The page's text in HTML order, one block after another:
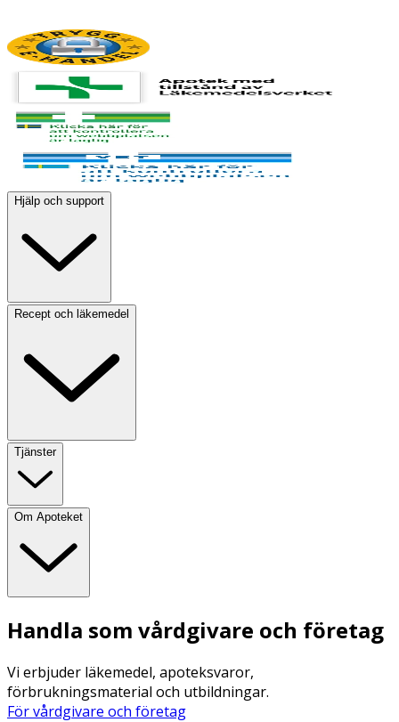
Hjälp och support
Recept och läkemedel
Tjänster
Om Apoteket
Handla som vårdgivare och företag
Vi erbjuder läkemedel, apoteksvaror,
förbrukningsmaterial och utbildningar.
För vårdgivare och företag